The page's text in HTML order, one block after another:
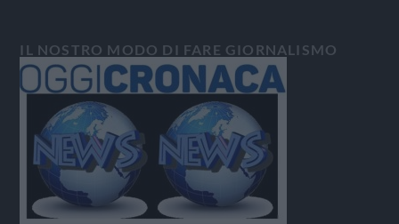
IL NOSTRO MODO DI FARE GIORNALISMO